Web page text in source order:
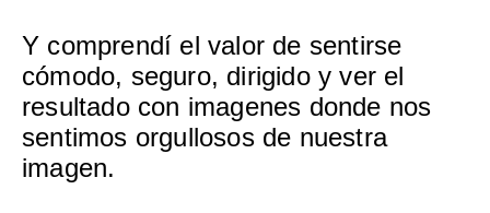
Y comprendí el valor de sentirse
cómodo, seguro, dirigido y ver el
resultado con imagenes donde nos
sentimos orgullosos de nuestra
imagen.